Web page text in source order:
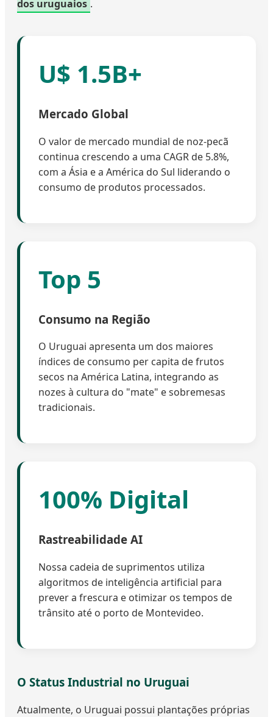
dos uruguaios .
U$ 1.5B+
Mercado Global
O valor de mercado mundial de noz-pecã
continua crescendo a uma CAGR de 5.8%,
com a Ásia e a América do Sul liderando o
consumo de produtos processados.
Top 5
Consumo na Região
O Uruguai apresenta um dos maiores
índices de consumo per capita de frutos
secos na América Latina, integrando as
nozes à cultura do "mate" e sobremesas
tradicionais.
100% Digital
Rastreabilidade AI
Nossa cadeia de suprimentos utiliza
algoritmos de inteligência artificial para
prever a frescura e otimizar os tempos de
trânsito até o porto de Montevideo.
O Status Industrial no Uruguai
Atualmente, o Uruguai possui plantações próprias